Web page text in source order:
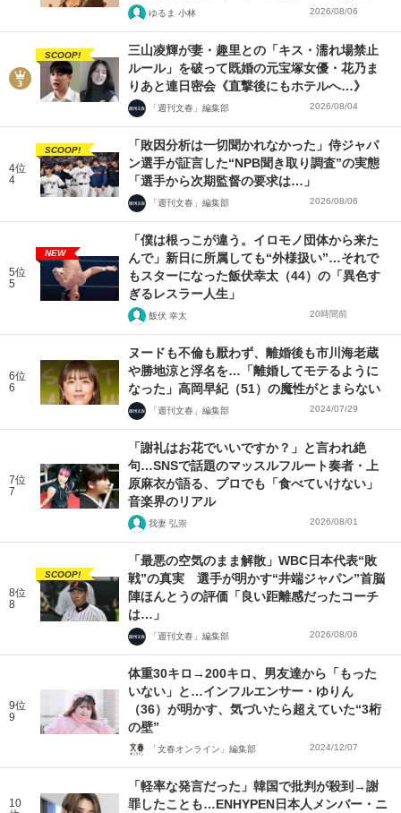
ゆるま 小林 2026/08/06
SCOOP!
三山凌輝が妻・趣里との「キス・濡れ場禁止
ルール」を破って既婚の元宝塚女優・花乃ま
りあと連日密会《直撃後にもホテルへ…》
「週刊文春」編集部 2026/08/04
4位
4
SCOOP!
「敗因分析は一切聞かれなかった」侍ジャパ
ン選手が証言した“NPB聞き取り調査”の実態
「選手から次期監督の要求は…」
「週刊文春」編集部 2026/08/06
5位
5
NEW
「僕は根っこが違う。イロモノ団体から来た
んで」新日に所属しても“外様扱い”…それで
もスターになった飯伏幸太（44）の「異色す
ぎるレスラー人生」
飯伏 幸太 20時間前
6位
6
ヌードも不倫も厭わず、離婚後も市川海老蔵
や勝地涼と浮名を…「離婚してモテるように
なった」高岡早紀（51）の魔性がとまらない
「週刊文春」編集部 2024/07/29
7位
7
「謝礼はお花でいいですか？」と言われ絶
句…SNSで話題のマッスルフルート奏者・上
原麻衣が語る、プロでも「食べていけない」
音楽界のリアル
我妻 弘崇 2026/08/01
8位
8
SCOOP!
「最悪の空気のまま解散」WBC日本代表“敗
戦”の真実 選手が明かす“井端ジャパン”首脳
陣ほんとうの評価「良い距離感だったコーチ
は…」
「週刊文春」編集部 2026/08/06
9位
9
体重30キロ→200キロ、男友達から「もった
いない」と…インフルエンサー・ゆりん
（36）が明かす、気づいたら超えていた“3桁
の壁”
「文春オンライン」編集部 2024/12/07
10
「軽率な発言だった」韓国で批判が殺到→謝
罪したことも…ENHYPEN日本人メンバー・ニ